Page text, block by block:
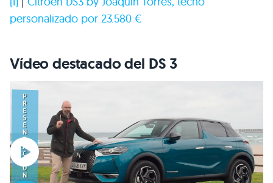
personalizado por 23.580 €
Vídeo destacado del DS 3